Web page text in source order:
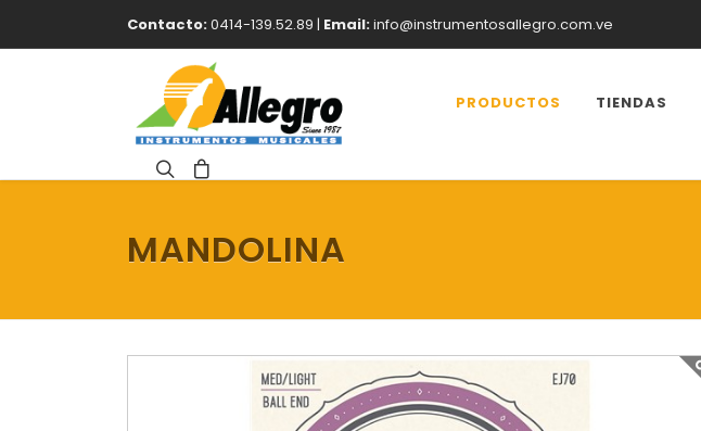
Contacto:0414-139.52.89 | Email:info@instrumentosallegro.com.ve
PRODUCTOS TIENDAS
MANDOLINA